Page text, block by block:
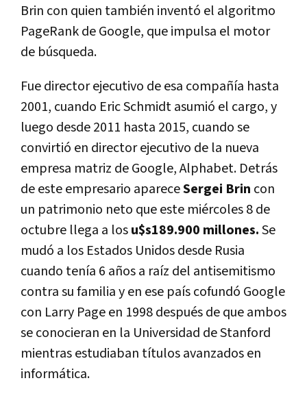
Brin con quien también inventó el algoritmo
PageRank de Google, que impulsa el motor
de búsqueda.
Fue director ejecutivo de esa compañía hasta
2001, cuando Eric Schmidt asumió el cargo, y
luego desde 2011 hasta 2015, cuando se
convirtió en director ejecutivo de la nueva
empresa matriz de Google, Alphabet. Detrás
de este empresario apareceSergei Brin con
un patrimonio neto que este miércoles 8 de
octubre llega a losu$s189.900 millones.Se
mudó a los Estados Unidos desde Rusia
cuando tenía 6 años a raíz del antisemitismo
contra su familia y en ese país cofundó Google
con Larry Page en 1998 después de que ambos
se conocieran en la Universidad de Stanford
mientras estudiaban títulos avanzados en
informática.